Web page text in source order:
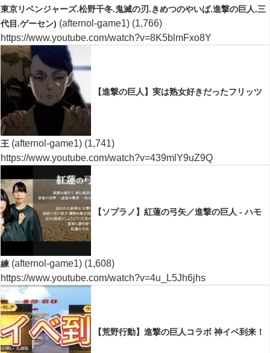
東京リベンジャーズ.松野千冬.鬼滅の刃.きめつのやいば.進撃の巨人.三
代目.ゲーセン) (afternol-game1) (1,766)
https://www.youtube.com/watch?v=8K5blmFxo8Y
【進撃の巨人】実は熟女好きだったフリッツ
王 (afternol-game1) (1,741)
https://www.youtube.com/watch?v=439mlY9uZ9Q
【ソプラノ】紅蓮の弓矢／進撃の巨人 - ハモ
練 (afternol-game1) (1,608)
https://www.youtube.com/watch?v=4u_L5Jh6jhs
【荒野行動】進撃の巨人コラボ 神イベ到来！